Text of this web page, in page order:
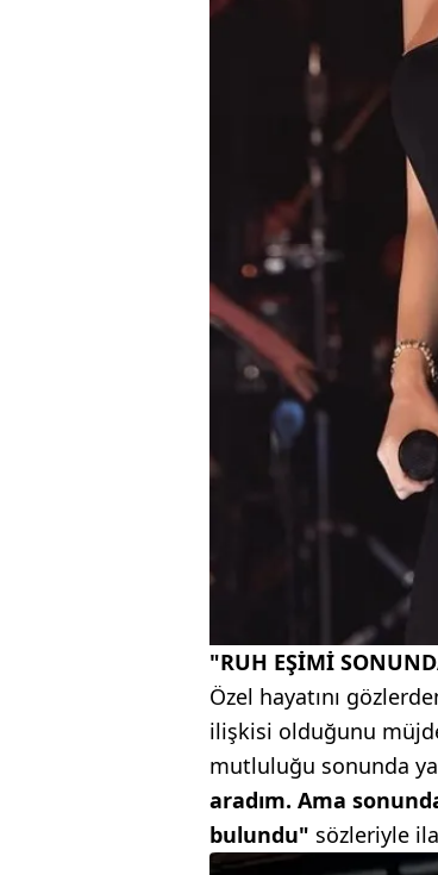
"RUH EŞİMİ
Özel hayatını
ilişkisi olduğunu
mutluluğu sonunda
aradım. Ama
bulundu" sözleriyle